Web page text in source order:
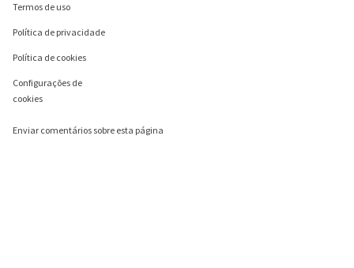
Termos de uso
Política de privacidade
Política de cookies
Configurações de
cookies
Enviar comentários sobre esta página